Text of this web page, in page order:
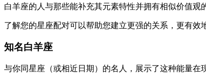
白羊座的人与那些能补充其元素特性并拥有相似价值观
了解您的星座配对可以帮助您建立更强的关系，更有效
知名白羊座
与你同星座（或相近日期）的名人，展示了这种能量在